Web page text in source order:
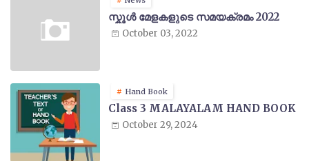
സ്കൂൾ മേളകളുടെ സമയക്രമം 2022
October 03, 2022
Hand Book
Class 3 MALAYALAM HAND BOOK
October 29, 2024